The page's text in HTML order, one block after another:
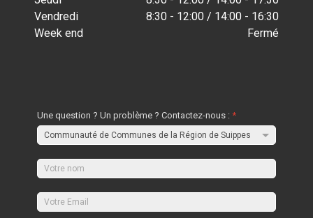
Vendredi
8:30 - 12:00 / 14:00 - 16:30
Week end
Fermé
Une question ? Un problème ? Contactez-nous :*